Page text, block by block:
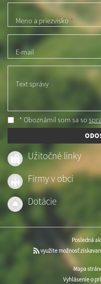
Meno a priezvisko*
E-mail *
Text správy
* Oboznámil som sa so
Užitočné linky
Firmy v obci
Dotácie
Posledná
využite možnosť
Mapa
Vyhlásenie o